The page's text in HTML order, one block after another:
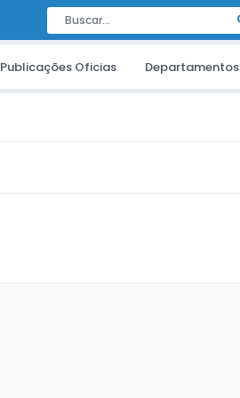
Publicações Oficias Departamentos